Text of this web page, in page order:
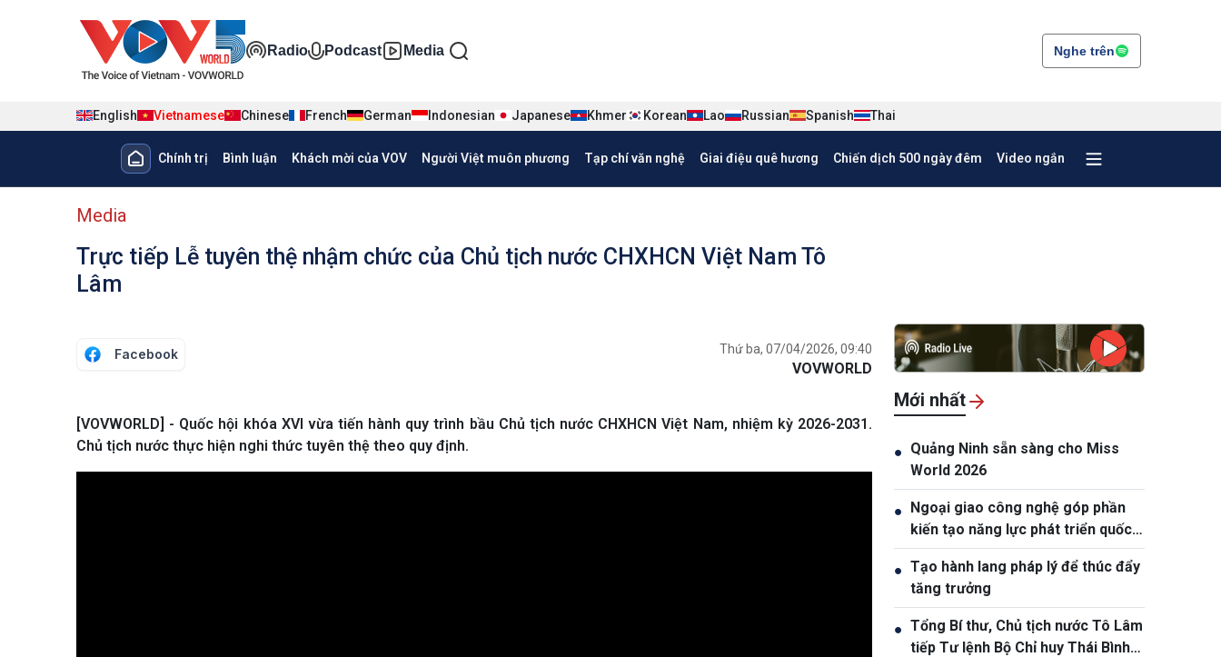
Đa phương tiện tiếng Việt
Radio Podcast Media Nghe trên
English Vietnamese Chinese French German Indonesian Japanese Khmer Korean Lao Russian Spanish Thai
Main navigation
Chính trị Bình luận Khách mời của VOV Người Việt muôn phương Tạp chí văn nghệ Giai điệu quê hương Chiến dịch 500 ngày đêm Video ngắn
menu phụ tiếng Việt
Media
Trực tiếp Lễ tuyên thệ nhậm chức của Chủ tịch nước CHXHCN Việt Nam Tô
Lâm
Facebook Thứ ba, 07/04/2026, 09:40
VOVWORLD
[VOVWORLD] - Quốc hội khóa XVI vừa tiến hành quy trình bầu Chủ tịch nước CHXHCN Việt Nam, nhiệm kỳ 2026-2031.
Chủ tịch nước thực hiện nghi thức tuyên thệ theo quy định.
Mới nhất
● Quảng Ninh sẵn sàng cho Miss
World 2026
● Ngoại giao công nghệ góp phần
kiến tạo năng lực phát triển quốc
gia
● Tạo hành lang pháp lý để thúc đẩy
tăng trưởng
● Tổng Bí thư, Chủ tịch nước Tô Lâm
tiếp Tư lệnh Bộ Chỉ huy Thái Bình